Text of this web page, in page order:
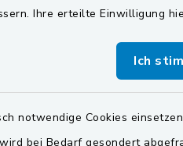
Ihre erteilte Einwilligung
Ich
notwendige Cookies
bei Bedarf gesondert
Montag bis Freitag:
08:00-12:00 Uhr
Montag und Dienstag
14:00-16:00 Uhr